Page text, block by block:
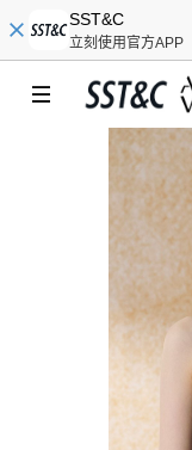
SST&C
立刻使用官方APP